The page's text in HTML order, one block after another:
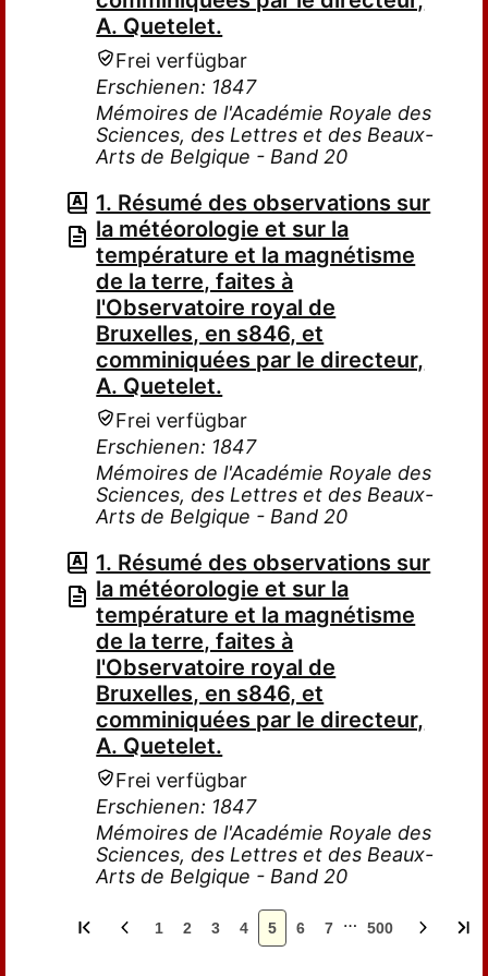
A. Quetelet.
Frei verfügbar
Erschienen: 1847
Mémoires de l'Académie Royale des
Sciences, des Lettres et des Beaux-
Arts de Belgique - Band 20
1. Résumé des observations sur
la météorologie et sur la
température et la magnétisme
de la terre, faites à
l'Observatoire royal de
Bruxelles, en s846, et
comminiquées par le directeur,
A. Quetelet.
Frei verfügbar
Erschienen: 1847
Mémoires de l'Académie Royale des
Sciences, des Lettres et des Beaux-
Arts de Belgique - Band 20
1. Résumé des observations sur
la météorologie et sur la
température et la magnétisme
de la terre, faites à
l'Observatoire royal de
Bruxelles, en s846, et
comminiquées par le directeur,
A. Quetelet.
Frei verfügbar
Erschienen: 1847
Mémoires de l'Académie Royale des
Sciences, des Lettres et des Beaux-
Arts de Belgique - Band 20
1 2 3 4 5 6 7 … 500